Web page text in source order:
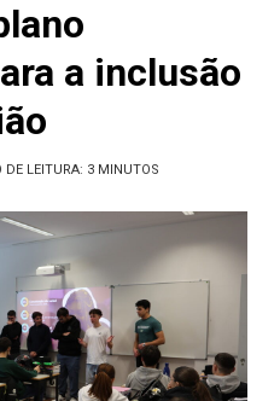
a inclusão
DE LEITURA: 3 MINUTOS